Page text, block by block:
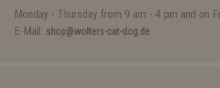
Monday - Thursday from 9 am - 4 pm and on
E-Mail: shop@wolters-cat-dog.de